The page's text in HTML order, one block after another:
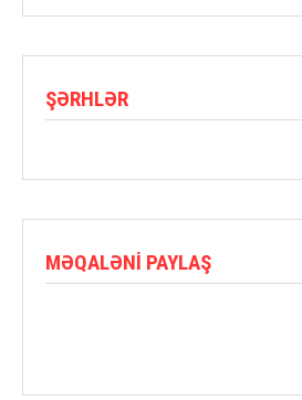
ŞƏRHLƏR
MƏQALƏNI PAYLAŞ